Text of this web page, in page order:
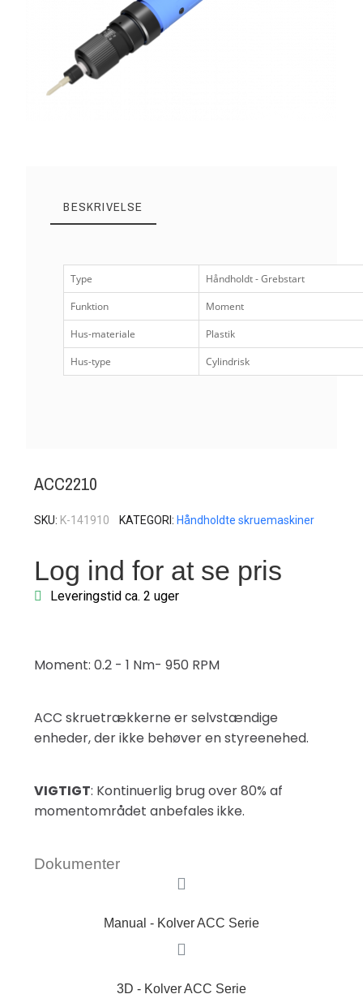
BESKRIVELSE
Type
Håndholdt - Grebstart
Funktion
Moment
Hus-materiale
Plastik
Hus-type
Cylindrisk
ACC2210
SKU K-141910 KATEGORI Håndholdte skruemaskiner
Log ind for at se pris
Leveringstid ca. 2 uger
Moment: 0.2 - 1 Nm- 950 RPM
ACC skruetrækkerne er selvstændige
enheder, der ikke behøver en styreenehed.
VIGTIGT: Kontinuerlig brug over 80% af
momentområdet anbefales ikke.
Dokumenter
Manual - Kolver ACC Serie
3D - Kolver ACC Serie